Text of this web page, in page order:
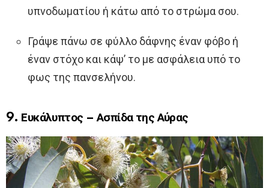
υπνοδωματίου ή κάτω από το στρώμα σου.
Γράψε πάνω σε φύλλο δάφνης έναν φόβο ή
έναν στόχο και κάψ’ το με ασφάλεια υπό το
φως της πανσελήνου.
9. Ευκάλυπτος – Ασπίδα της Αύρας